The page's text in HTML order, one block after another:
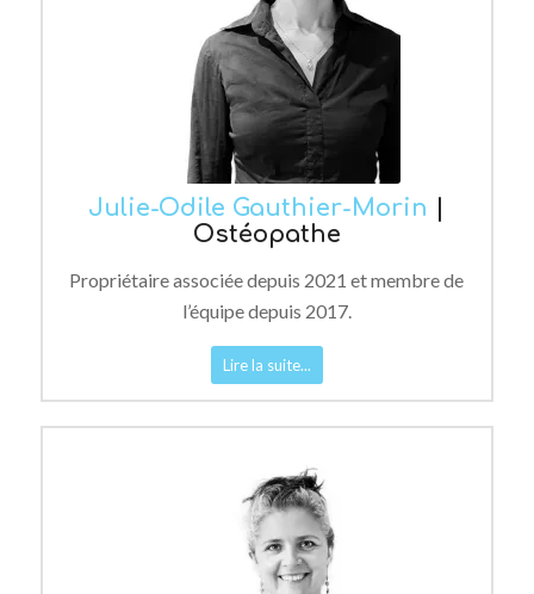
Julie-Odile Gauthier-Morin
Ostéopathe
Propriétaire associée depuis 2021 et membre de
l’équipe depuis 2017.
Lire la suite...